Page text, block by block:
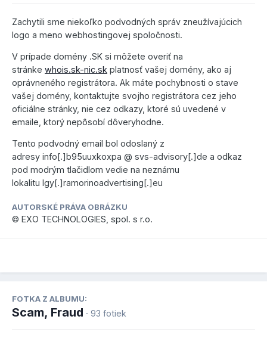
Zachytili sme niekoľko podvodných správ zneužívajúcich
logo a meno webhostingovej spoločnosti.
V prípade domény .SK si môžete overiť na
stránke whois.sk-nic.sk platnosť vašej domény, ako aj
oprávneného registrátora. Ak máte pochybnosti o stave
vašej domény, kontaktujte svojho registrátora cez jeho
oficiálne stránky, nie cez odkazy, ktoré sú uvedené v
emaile, ktorý nepôsobí dôveryhodne.
Tento podvodný email bol odoslaný z
adresy info[.]b95uuxkoxpa @ svs-advisory[.]de a odkaz
pod modrým tlačidlom vedie na neznámu
lokalitu lgy[.]ramorinoadvertising[.]eu
AUTORSKÉ PRÁVA OBRÁZKU
© EXO TECHNOLOGIES, spol. s r.o.
FOTKA Z ALBUMU:
Scam, Fraud · 93 fotiek